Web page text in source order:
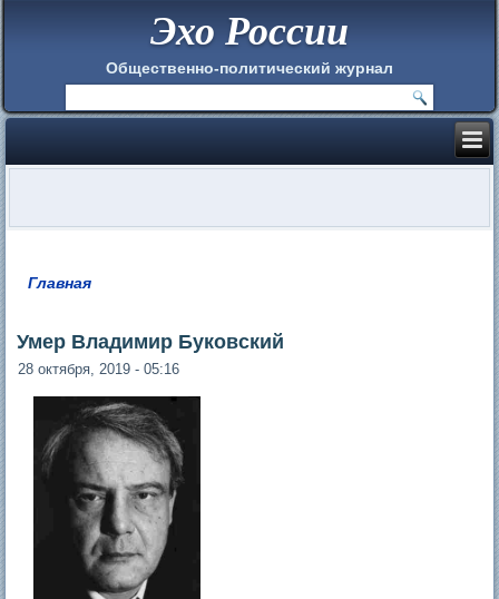
Эхо России
Общественно-политический журнал
Главная
Умер Владимир Буковский
28 октября, 2019 - 05:16